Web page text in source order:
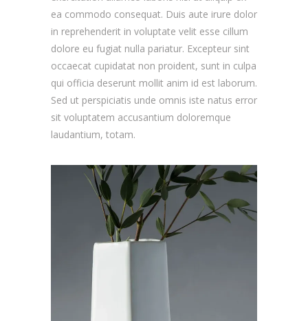
ea commodo consequat. Duis aute irure dolor
in reprehenderit in voluptate velit esse cillum
dolore eu fugiat nulla pariatur. Excepteur sint
occaecat cupidatat non proident, sunt in culpa
qui officia deserunt mollit anim id est laborum.
Sed ut perspiciatis unde omnis iste natus error
sit voluptatem accusantium doloremque
laudantium, totam.